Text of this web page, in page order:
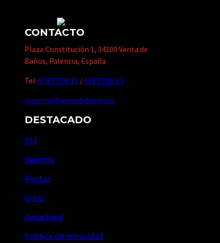
CONTACTO
Plaza Constitución 1, 34200 Venta de
Baños, Palencia, España
Tel: 979 77 08 12 /979 77 08 13
registro@ventadebanos.es
DESTACADO
PIJ
Deporte
Fiestas
Cross
Aviso legal
Política de privacidad